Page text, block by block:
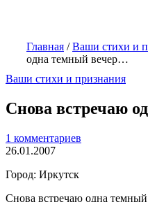
Главная /Ваши стихи и
одна темный вечер…
Ваши стихи и признания
Снова встречаю
1 комментариев
26.01.2007
Город: Иркутск
Снова встречаю одна темный